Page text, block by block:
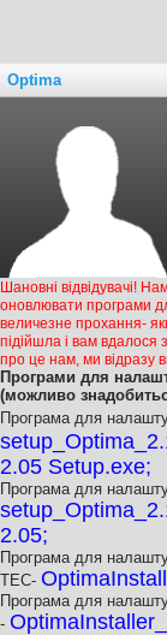
Optima
Шановні відвідувачі!
оновлювати програми
величезне прохання-
підійшла і вам вдалося
про це нам, ми відразу
Програми для
(можливо
Програма для
2.05 Setup.exe;
Програма для
2.05;
Програма для
TEC-
Програма для
-